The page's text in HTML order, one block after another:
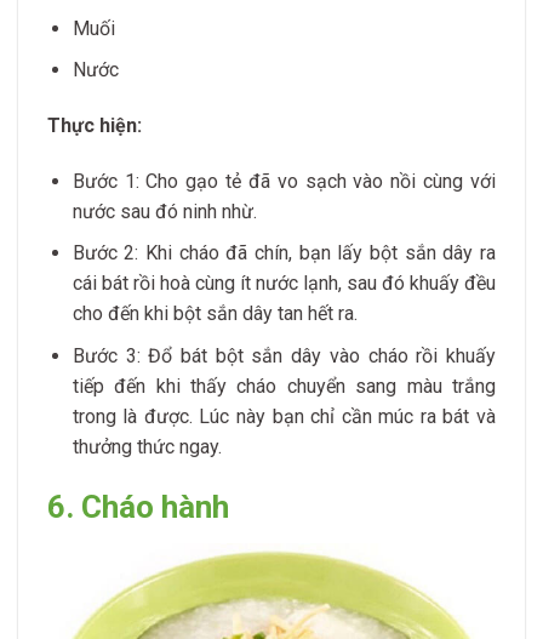
Muối
Nước
Thực hiện:
Bước 1: Cho gạo tẻ đã vo sạch vào nồi cùng với
nước sau đó ninh nhừ.
Bước 2: Khi cháo đã chín, bạn lấy bột sắn dây ra
cái bát rồi hoà cùng ít nước lạnh, sau đó khuấy đều
cho đến khi bột sắn dây tan hết ra.
Bước 3: Đổ bát bột sắn dây vào cháo rồi khuấy
tiếp đến khi thấy cháo chuyển sang màu trắng
trong là được. Lúc này bạn chỉ cần múc ra bát và
thưởng thức ngay.
6. Cháo hành